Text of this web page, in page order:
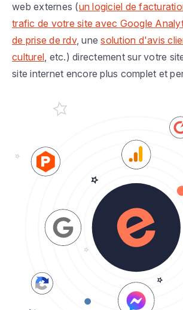
web externes (un logiciel de
trafic de votre site avec Google
de prise de rdv, unesolution d'avis
culturel, etc.) directement sur votre
site internet encore plus complet et